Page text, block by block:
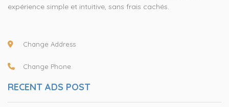
expérience simple et intuitive, sans frais cachés.
Change Address
Change Phone
RECENT ADS POST